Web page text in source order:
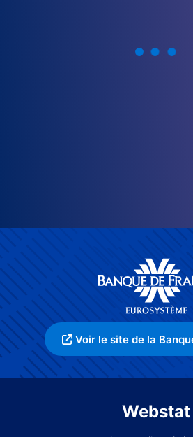
Voir le site de la
Webstat